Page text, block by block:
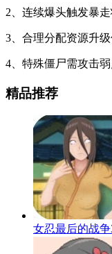
2、连续爆头触发暴
3、合理分配资源升
4、特殊僵尸需攻击
精品推荐
女忍最后的战